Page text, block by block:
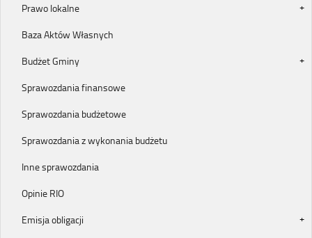
Prawo lokalne
Baza Aktów Własnych
Budżet Gminy
Sprawozdania finansowe
Sprawozdania budżetowe
Sprawozdania z wykonania budżetu
Inne sprawozdania
Opinie RIO
Emisja obligacji